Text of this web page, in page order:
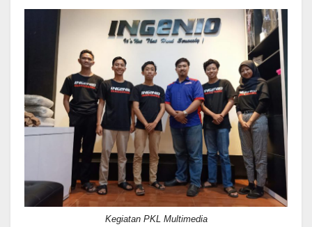
Kegiatan PKL Multimedia